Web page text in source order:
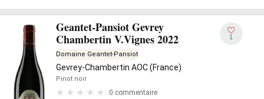
Geantet-Pansiot Gevrey
Chambertin V.Vignes 2022
Domaine Geantet-Pansiot
Gevrey-Chambertin AOC (France)
Pinot noir
0 commentaire
1